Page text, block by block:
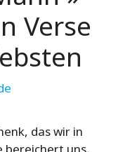
Verse
das wir in